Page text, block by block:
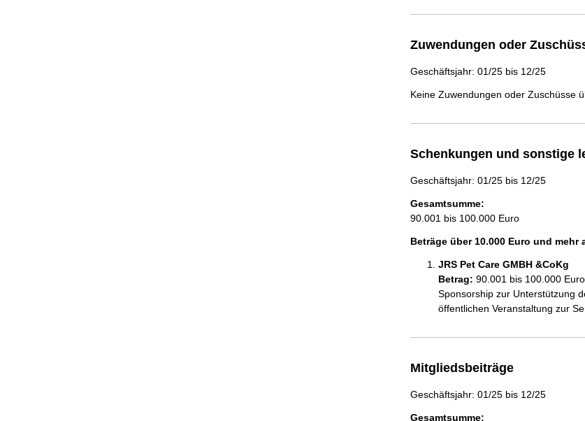
Zuwendungen oder
Geschäftsjahr: 01/25 bis 12/25
Keine Zuwendungen oder Zuschüsse
Schenkungen und sonstige
Geschäftsjahr: 01/25 bis 12/25
Gesamtsumme:
90.001 bis 100.000 Euro
Beträge über 10.000 Euro und mehr
JRS Pet Care GMBH &CoKg
Betrag: 90.001 bis 100.000 Euro
Sponsorship zur Unterstützung
öffentlichen Veranstaltung zur
Mitgliedsbeiträge
Geschäftsjahr: 01/25 bis 12/25
Gesamtsumme: